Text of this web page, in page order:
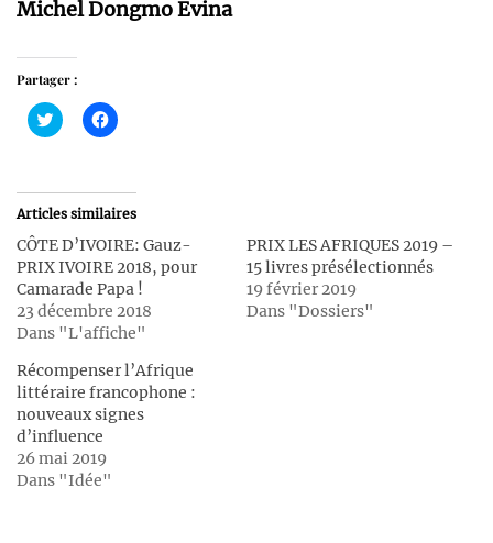
Michel Dongmo Evina
Partager :
Cliquez
pour
dans
une
nouvelle
Cliquez
pour
dans
une
nouvelle
Articles similaires
CÔTE D’IVOIRE: Gauz-
PRIX IVOIRE 2018, pour
Camarade Papa !
23 décembre 2018
Dans "L'affiche"
PRIX LES AFRIQUES 2019 –
15 livres présélectionnés
19 février 2019
Dans "Dossiers"
Récompenser l’Afrique
littéraire francophone :
nouveaux signes
d’influence
26 mai 2019
Dans "Idée"